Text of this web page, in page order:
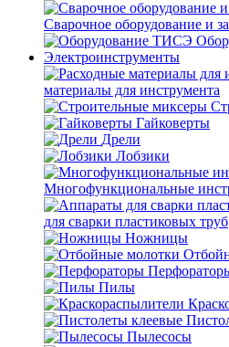
Сварочное оборудование и
Электроинструменты
материалы для инструмента
Гайковерты
Дрели
Лобзики
Многофункциональные
для сварки пластиковых труб
Ножницы
Пилы
Пылесосы